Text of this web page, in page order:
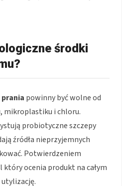
środki
powinny być wolne od
mikroplastiku i chloru.
probiotyczne szczepy
źródła nieprzyjemnych
Potwierdzeniem
który ocenia produkt na całym